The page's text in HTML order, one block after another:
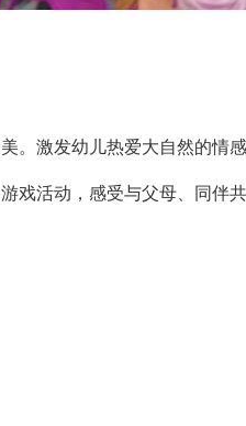
激发幼儿热爱大自然的情感
活动，感受与父母、同伴